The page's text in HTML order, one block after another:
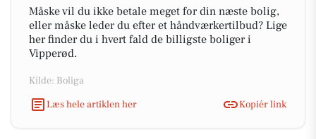
Måske vil du ikke betale meget for din næste bolig,
eller måske leder du efter et håndværkertilbud? Lige
her finder du i hvert fald de billigste boliger i
Vipperød.
Kilde: Boliga
Læs hele artiklen her
Kopiér link